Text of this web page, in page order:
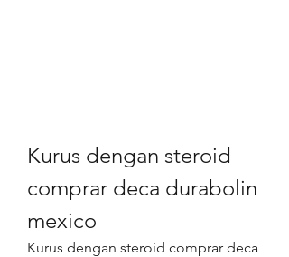
Kurus dengan steroid
comprar deca durabolin
mexico
Kurus dengan steroid comprar deca